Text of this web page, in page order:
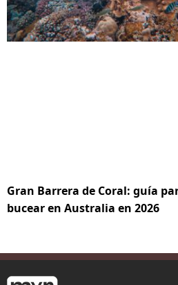
Gran Barrera de Coral: guía
bucear en Australia en 2026